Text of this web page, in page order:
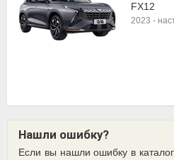
FX12
2023 -
Нашли ошибку?
Если вы нашли ошибку в